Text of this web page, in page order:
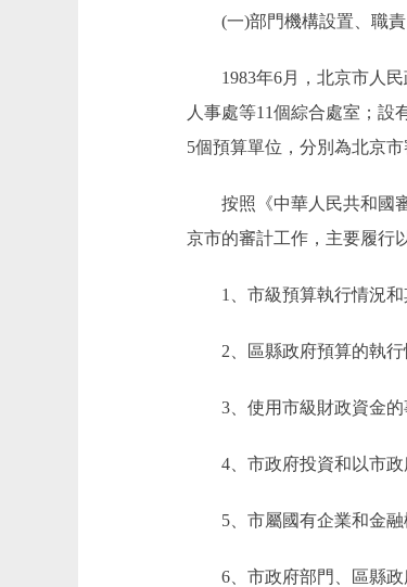
(一)部門機構設置、職責
1983年6月，北京市人民
人事處等11個綜合處室；設
5個預算單位，分別為北京
按照《中華人民共和國審
京市的審計工作，主要履行
1、市級預算執行情況和
2、區縣政府預算的執行
3、使用市級財政資金的
4、市政府投資和以市政
5、市屬國有企業和金融
6、市政府部門、區縣政